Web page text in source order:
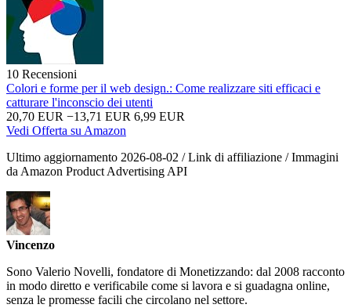
10 Recensioni
Colori e forme per il web design.: Come realizzare siti efficaci e
catturare l'inconscio dei utenti
20,70 EUR −13,71 EUR 6,99 EUR
Vedi Offerta su Amazon
Ultimo aggiornamento 2026-08-02 / Link di affiliazione / Immagini
da Amazon Product Advertising API
Vincenzo
Sono Valerio Novelli, fondatore di Monetizzando: dal 2008 racconto
in modo diretto e verificabile come si lavora e si guadagna online,
senza le promesse facili che circolano nel settore.